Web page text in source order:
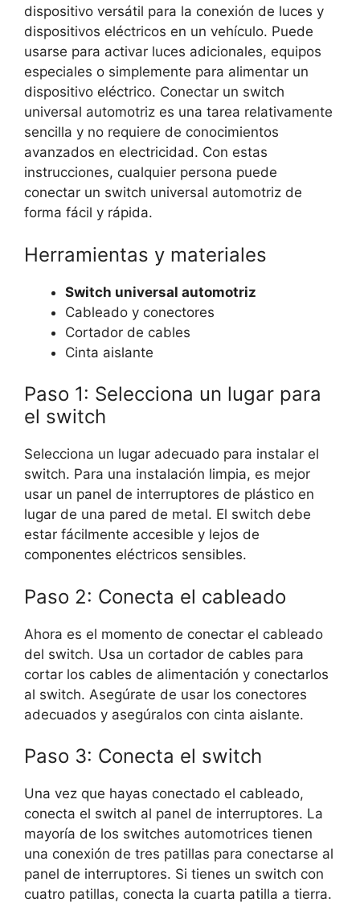
dispositivo versátil para la conexión de luces y
dispositivos eléctricos en un vehículo. Puede
usarse para activar luces adicionales, equipos
especiales o simplemente para alimentar un
dispositivo eléctrico. Conectar un switch
universal automotriz es una tarea relativamente
sencilla y no requiere de conocimientos
avanzados en electricidad. Con estas
instrucciones, cualquier persona puede
conectar un switch universal automotriz de
forma fácil y rápida.
Herramientas y materiales
Switch universal automotriz
Cableado y conectores
Cortador de cables
Cinta aislante
Paso 1: Selecciona un lugar para
el switch
Selecciona un lugar adecuado para instalar el
switch. Para una instalación limpia, es mejor
usar un panel de interruptores de plástico en
lugar de una pared de metal. El switch debe
estar fácilmente accesible y lejos de
componentes eléctricos sensibles.
Paso 2: Conecta el cableado
Ahora es el momento de conectar el cableado
del switch. Usa un cortador de cables para
cortar los cables de alimentación y conectarlos
al switch. Asegúrate de usar los conectores
adecuados y asegúralos con cinta aislante.
Paso 3: Conecta el switch
Una vez que hayas conectado el cableado,
conecta el switch al panel de interruptores. La
mayoría de los switches automotrices tienen
una conexión de tres patillas para conectarse al
panel de interruptores. Si tienes un switch con
cuatro patillas, conecta la cuarta patilla a tierra.